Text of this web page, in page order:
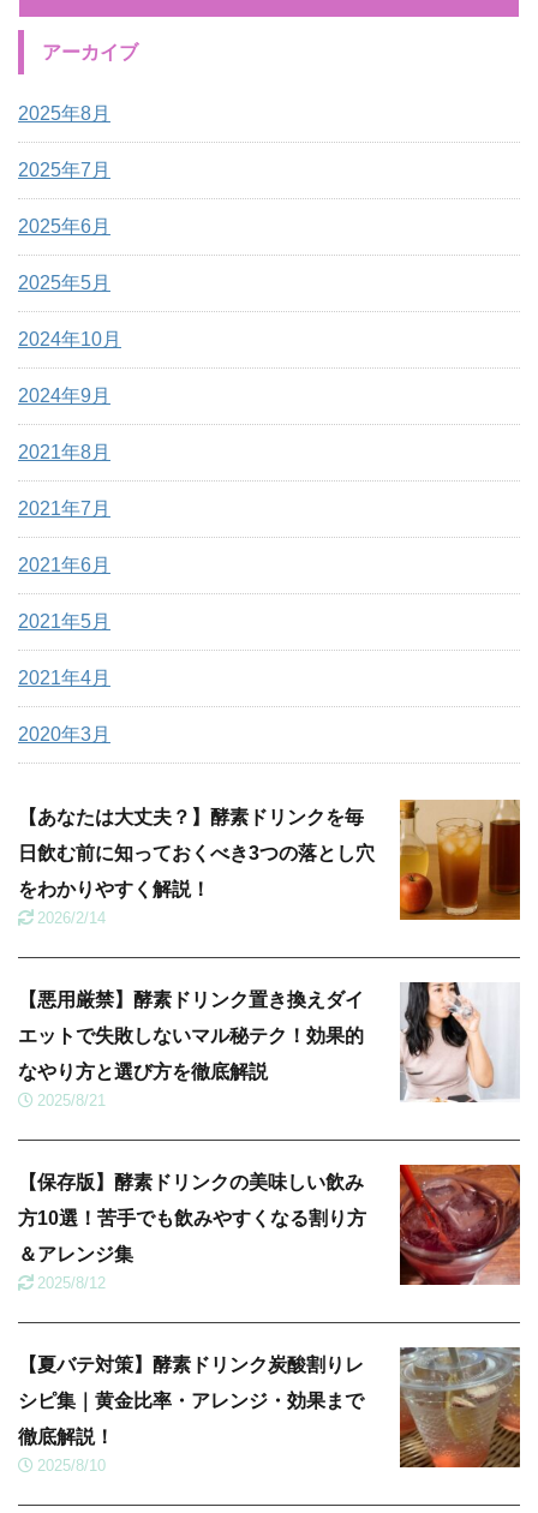
アーカイブ
2025年8月
2025年7月
2025年6月
2025年5月
2024年10月
2024年9月
2021年8月
2021年7月
2021年6月
2021年5月
2021年4月
2020年3月
【あなたは大丈夫？】酵素ドリンクを毎
日飲む前に知っておくべき3つの落とし穴
をわかりやすく解説！
2026/2/14
【悪用厳禁】酵素ドリンク置き換えダイ
エットで失敗しないマル秘テク！効果的
なやり方と選び方を徹底解説
2025/8/21
【保存版】酵素ドリンクの美味しい飲み
方10選！苦手でも飲みやすくなる割り方
＆アレンジ集
2025/8/12
【夏バテ対策】酵素ドリンク炭酸割りレ
シピ集｜黄金比率・アレンジ・効果まで
徹底解説！
2025/8/10